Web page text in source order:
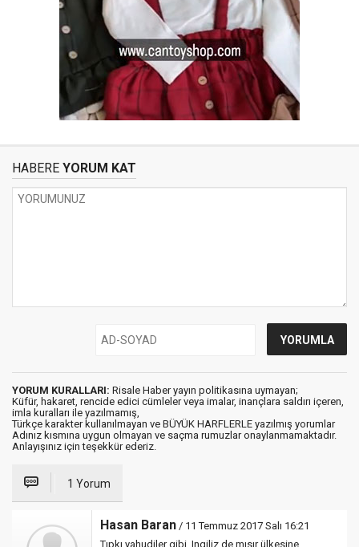
HABERE YORUM KAT
YORUM KURALLARI: Risale Haber yayın politikasına uymayan;
Küfür, hakaret, rencide edici cümleler veya imalar, inançlara saldırı içeren,
imla kuralları ile yazılmamış,
Türkçe karakter kullanılmayan ve BÜYÜK HARFLERLE yazılmış yorumlar
Adınız kısmına uygun olmayan ve saçma rumuzlar onaylanmamaktadır.
Anlayışınız için teşekkür ederiz.
1 Yorum
Hasan Baran / 11 Temmuz 2017 Salı 16:21
Tıpkı yahudiler gibi.,Ingiliz de mısır ülkesine